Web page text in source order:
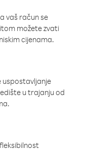
vaš račun se
možete zvati
cijenama.
uspostavljanje
u trajanju od